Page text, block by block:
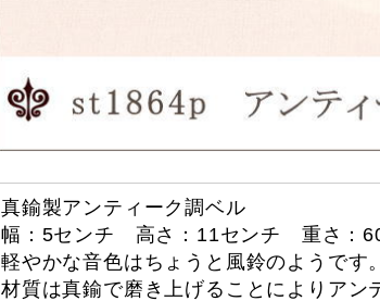
真鍮製アンティーク調ベル
幅：5センチ 高さ：11センチ 重さ：
軽やかな音色はちょうと風鈴のようです。
材質は真鍮で磨き上げることによりアン